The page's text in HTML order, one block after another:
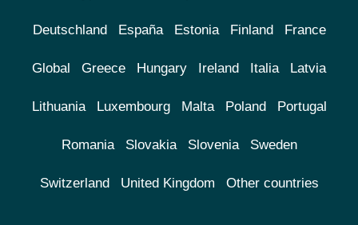
Deutschland España Estonia Finland France
Global Greece Hungary Ireland Italia Latvia
Lithuania Luxembourg Malta Poland Portugal
Romania Slovakia Slovenia Sweden
Switzerland United Kingdom Other countries